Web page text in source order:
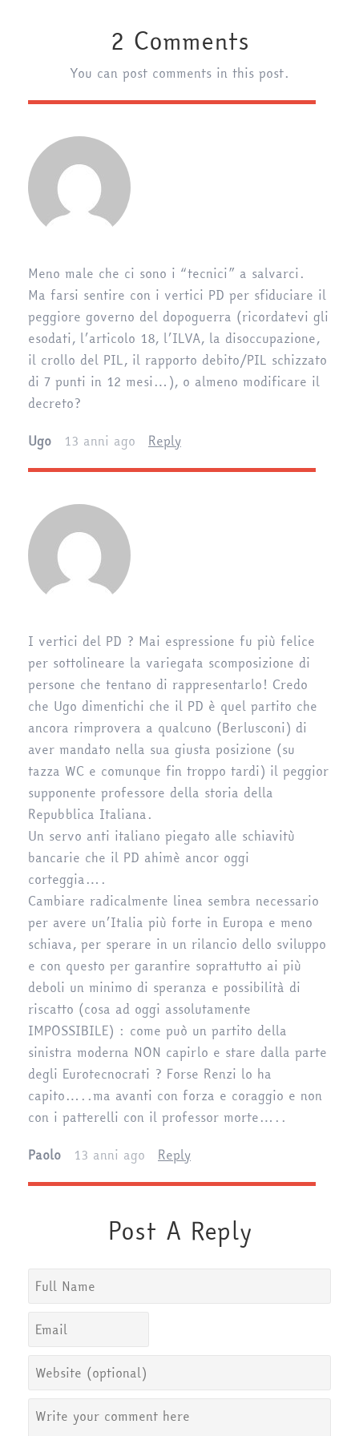
2 Comments
You can post comments in this post.
Meno male che ci sono i “tecnici” a salvarci.
Ma farsi sentire con i vertici PD per sfiduciare il
peggiore governo del dopoguerra (ricordatevi gli
esodati, l’articolo 18, l’ILVA, la disoccupazione,
il crollo del PIL, il rapporto debito/PIL schizzato
di 7 punti in 12 mesi…), o almeno modificare il
decreto?
Ugo
13 anni ago Reply
I vertici del PD ? Mai espressione fu più felice
per sottolineare la variegata scomposizione di
persone che tentano di rappresentarlo! Credo
che Ugo dimentichi che il PD è quel partito che
ancora rimprovera a qualcuno (Berlusconi) di
aver mandato nella sua giusta posizione (su
tazza WC e comunque fin troppo tardi) il peggior
supponente professore della storia della
Repubblica Italiana.
Un servo anti italiano piegato alle schiavitù
bancarie che il PD ahimè ancor oggi
corteggia….
Cambiare radicalmente linea sembra necessario
per avere un’Italia più forte in Europa e meno
schiava, per sperare in un rilancio dello sviluppo
e con questo per garantire soprattutto ai più
deboli un minimo di speranza e possibilità di
riscatto (cosa ad oggi assolutamente
IMPOSSIBILE) : come può un partito della
sinistra moderna NON capirlo e stare dalla parte
degli Eurotecnocrati ? Forse Renzi lo ha
capito…..ma avanti con forza e coraggio e non
con i patterelli con il professor morte…..
Paolo
13 anni ago Reply
Post A Reply